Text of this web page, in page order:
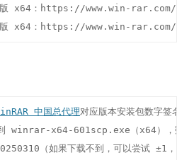
业版 x64：https://www.win-
业版 x64：https://www.win-
中国总代理对应版本安装包数字签名年
到 winrar-x64-601scp.exe（x64），数
（如果下载不到，可以尝试 ±1，